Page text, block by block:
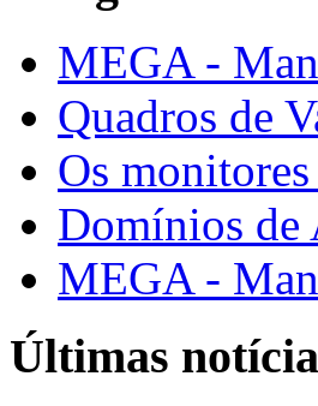
MEGA -
Quadros de
Os
Domínios de
MEGA -
Últimas